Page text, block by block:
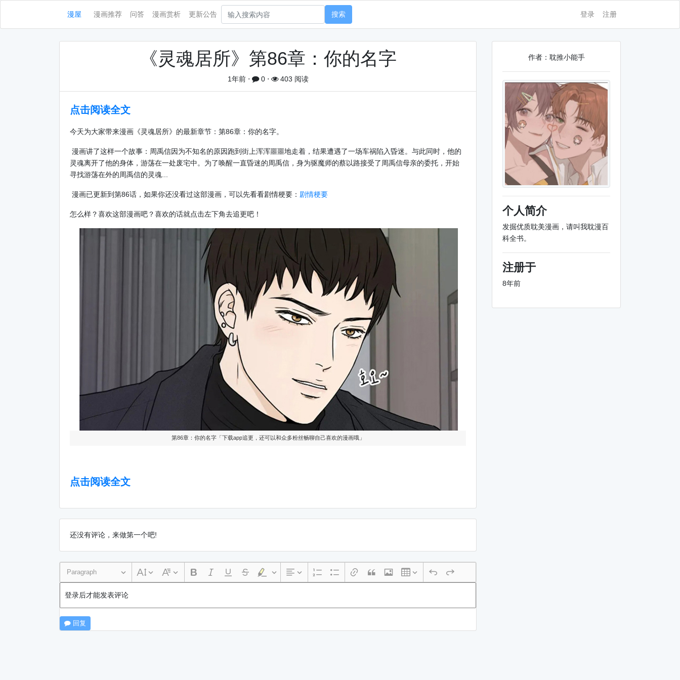
漫屋 漫画推荐 问答 漫画赏析 更新公告 搜索 登录 注册
《灵魂居所》第86章：你的名字
1年前⋅ 0⋅ 403 阅读
点击阅读全文
今天为大家带来漫画《灵魂居所》的最新章节：第86章：你的名字。
漫画讲了这样一个故事：周禹信因为不知名的原因跑到街上浑浑噩噩地走着，结果遭遇了一场车祸陷入昏迷。与此同时，他的
灵魂离开了他的身体，游荡在一处废宅中。为了唤醒一直昏迷的周禹信，身为驱魔师的蔡以路接受了周禹信母亲的委托，开始
寻找游荡在外的周禹信的灵魂...
漫画已更新到第86话，如果你还没看过这部漫画，可以先看看剧情梗要： 剧情梗要
怎么样？喜欢这部漫画吧？喜欢的话就点击左下角去追更吧！
第86章：你的名字「下载app追更，还可以和众多粉丝畅聊自己喜欢的漫画哦」
点击阅读全文
还没有评论，来做第一个吧!
Paragraph
登录后才能发表评论
回复
作者：耽推小能手
个人简介
发掘优质耽美漫画，请叫我耽漫百
科全书。
注册于
8年前